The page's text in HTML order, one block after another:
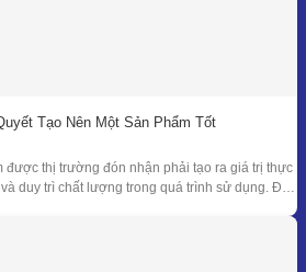
Tạo Nên Một Sản Phẩm Tốt
được thị trường đón nhận phải tạo ra giá trị thực
duy trì chất lượng trong quá trình sử dụng. Để
cần kiểm soát đồng bộ từ mục tiêu nghiên